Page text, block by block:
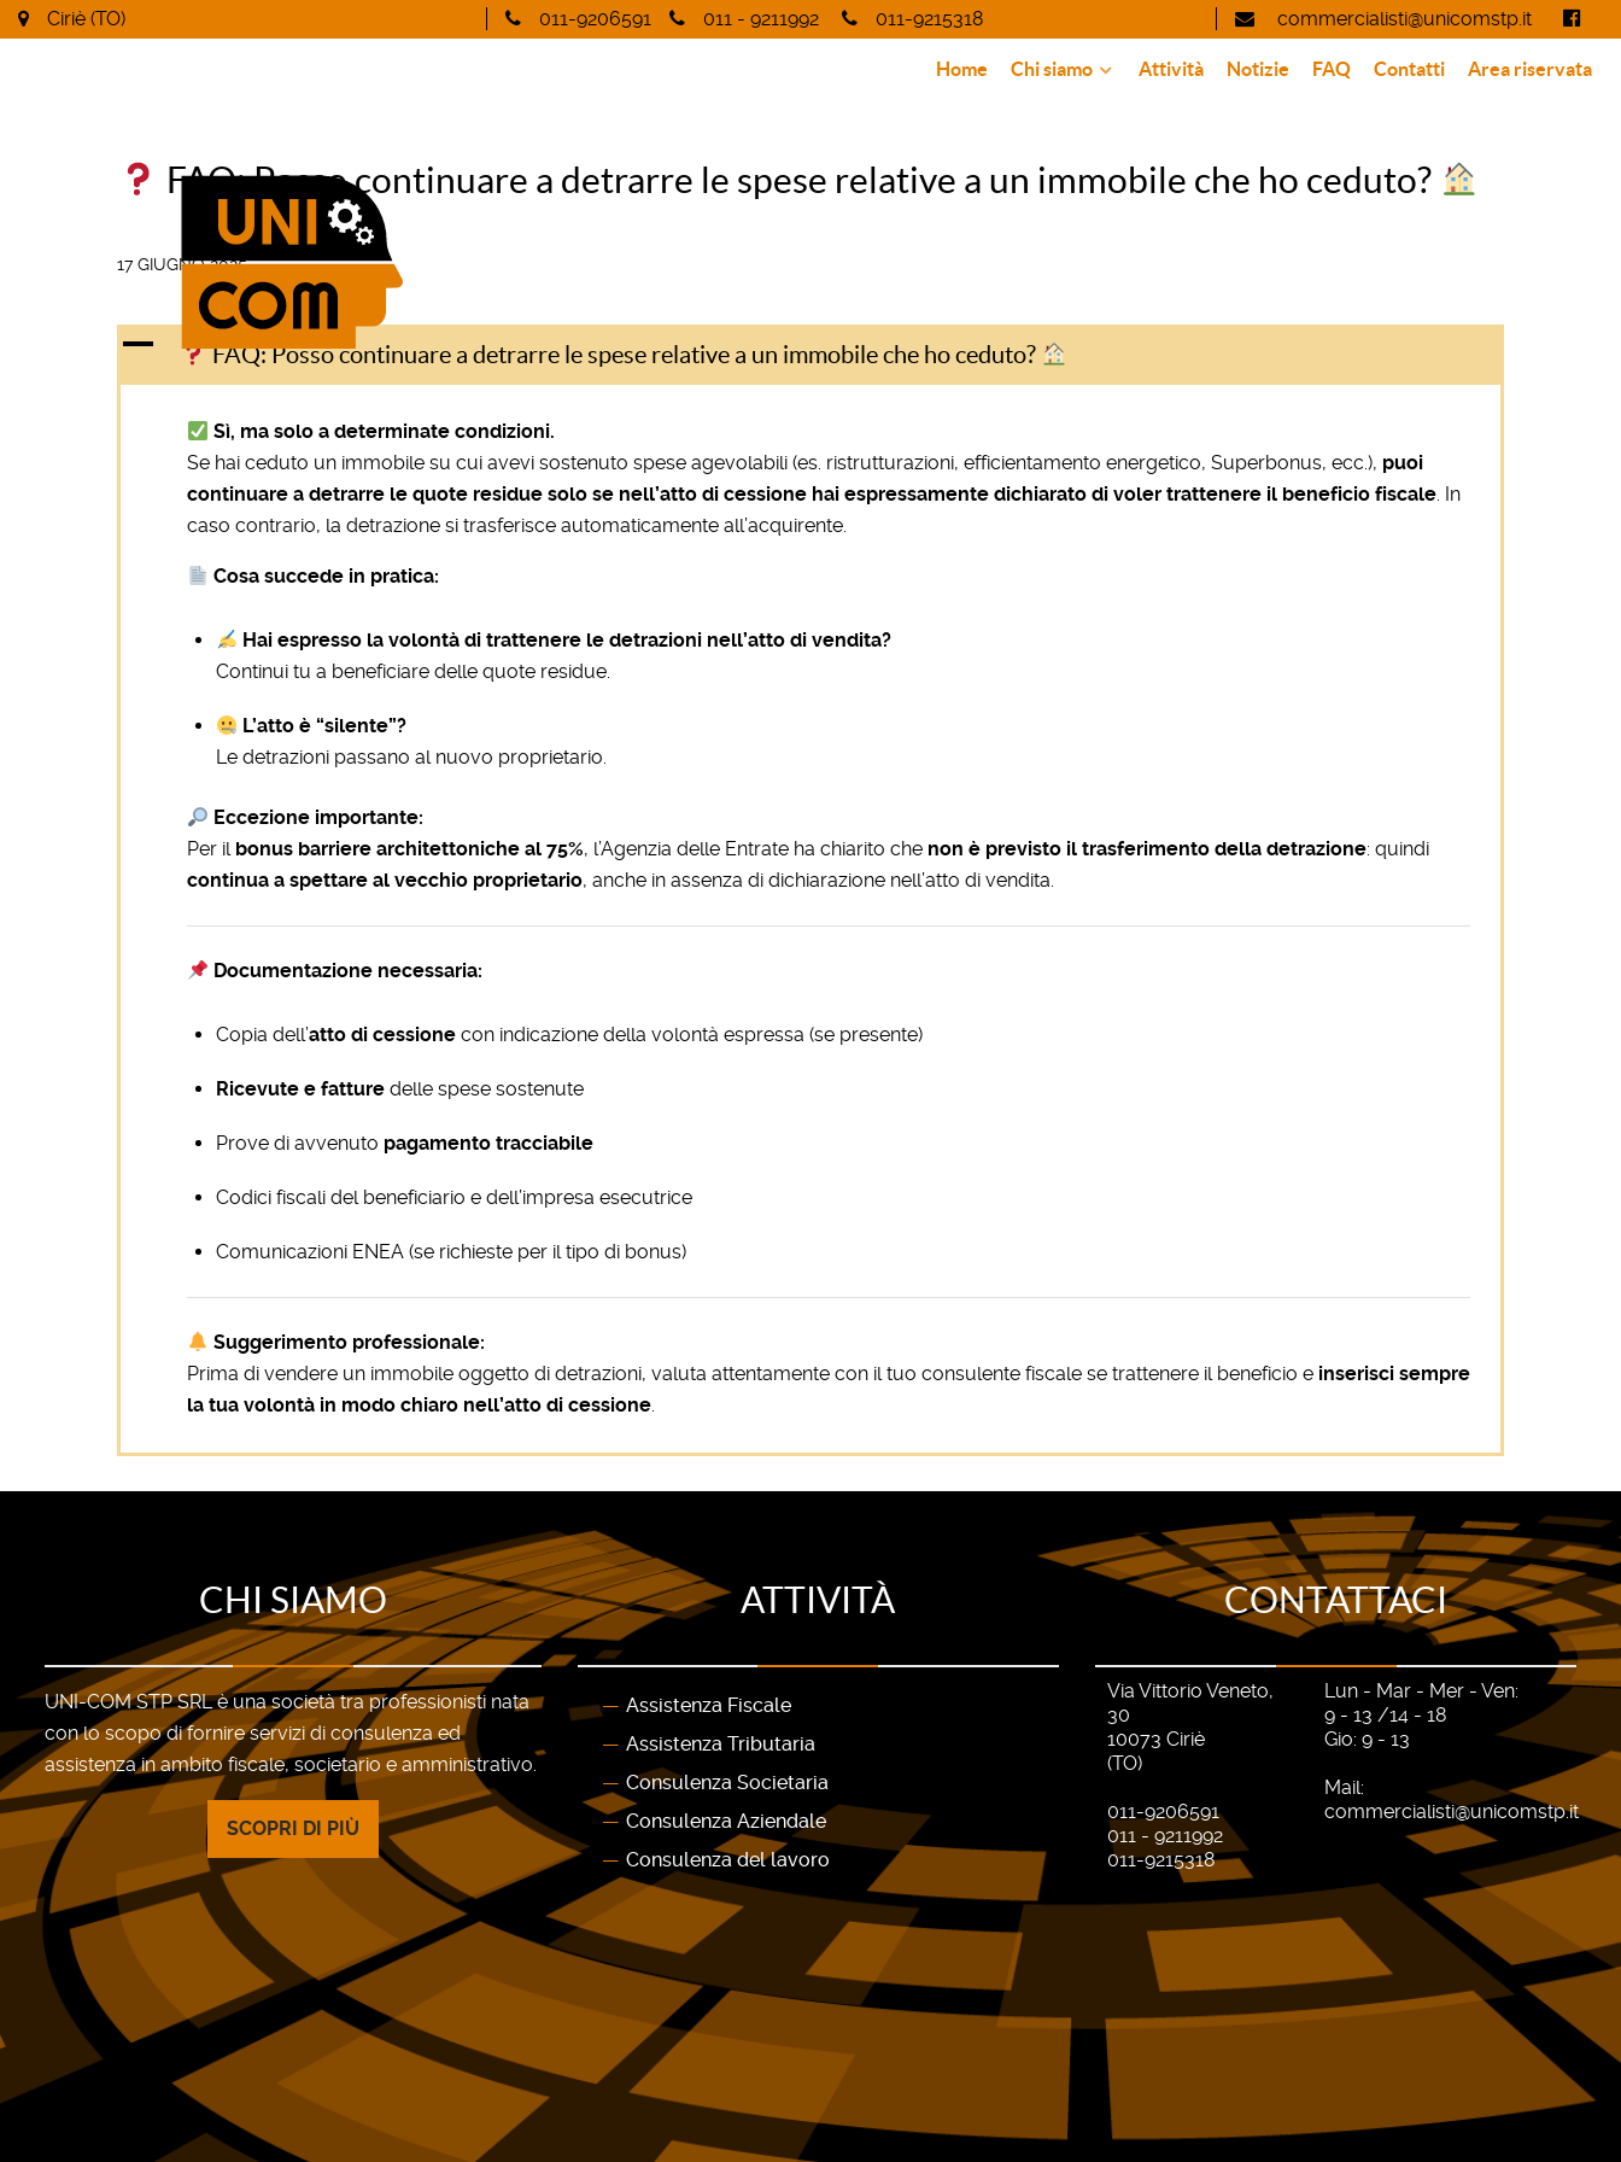
Ciriè (TO) 011-9206591 011 - 9211992 011-9215318 commercialisti@unicomstp.it
Home Chi siamo Attività Notizie FAQ Contatti Area riservata
FAQ: Posso continuare a detrarre le spese relative a un immobile che ho ceduto?
17 GIUGNO 2025
A FAQ: Posso continuare a detrarre le spese relative a un immobile che ho ceduto?
Sì, ma solo a determinate condizioni.
Se hai ceduto un immobile su cui avevi sostenuto spese agevolabili (es. ristrutturazioni, efficientamento energetico, Superbonus, ecc.), puoi
continuare a detrarre le quote residue solo se nell’atto di cessione hai espressamente dichiarato di voler trattenere il beneficio fiscale. In
caso contrario, la detrazione si trasferisce automaticamente all’acquirente.
Cosa succede in pratica:
Hai espresso la volontà di trattenere le detrazioni nell’atto di vendita?
Continui tu a beneficiare delle quote residue.
L’atto è “silente”?
Le detrazioni passano al nuovo proprietario.
Eccezione importante:
Per il bonus barriere architettoniche al 75%, l’Agenzia delle Entrate ha chiarito che non è previsto il trasferimento della detrazione: quindi
continua a spettare al vecchio proprietario, anche in assenza di dichiarazione nell’atto di vendita.
Documentazione necessaria:
Copia dell’atto di cessione con indicazione della volontà espressa (se presente)
Ricevute e fatture delle spese sostenute
Prove di avvenuto pagamento tracciabile
Codici fiscali del beneficiario e dell’impresa esecutrice
Comunicazioni ENEA (se richieste per il tipo di bonus)
Suggerimento professionale:
Prima di vendere un immobile oggetto di detrazioni, valuta attentamente con il tuo consulente fiscale se trattenere il beneficio e inserisci sempre
la tua volontà in modo chiaro nell’atto di cessione.
CHI SIAMO
UNI-COM STP SRL è una società tra professionisti nata
con lo scopo di fornire servizi di consulenza ed
assistenza in ambito fiscale, societario e amministrativo.
SCOPRI DI PIÙ
ATTIVITÀ
Assistenza Fiscale
Assistenza Tributaria
Consulenza Societaria
Consulenza Aziendale
Consulenza del lavoro
CONTATTACI
Via Vittorio Veneto,
30
10073 Ciriè
(TO)
011-9206591
011 - 9211992
011-9215318
Lun - Mar - Mer - Ven:
9 - 13 /14 - 18
Gio: 9 - 13
Mail:
commercialisti@unicomstp.it